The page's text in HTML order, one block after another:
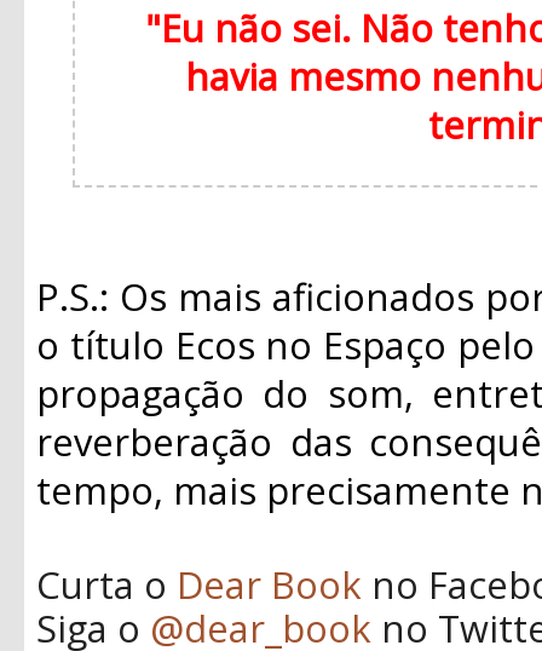
"Eu não sei. Não
havia mesmo
P.S.: Os mais aficionados
o título Ecos no Espaço
propagação do som,
reverberação das
tempo, mais precisamente
Curta o Dear Book no
Siga o @dear_book no